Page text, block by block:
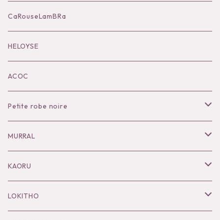
Accessories
Black series
KOKO別注
CaRouseLamBRa
HELOYSE
ACOC
Petite robe noire
Necklace
Pierce
Bracelet／Bangle
MURRAL
Outer
Tops
KAORU
Necklace
LOKITHO